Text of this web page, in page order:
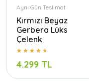
Aynı Gün Teslimat
Kırmızı Beyaz
Gerbera Lüks
Çelenk
4.299 TL